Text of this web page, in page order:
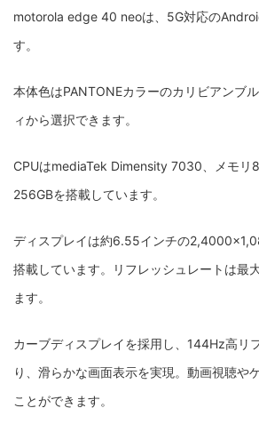
motorola edge 40 neoは、5G対応の
す。
本体色はPANTONEカラーのカリビアンブ
ィから選択できます。
CPUはmediaTek Dimensity 7030、メモリ
256GBを搭載しています。
ディスプレイは約6.55インチの
搭載しています。リフレッシュレートは最
ます。
カーブディスプレイを採用し、144Hz高リ
り、滑らかな画面表示を実現。動画視聴や
ことができます。